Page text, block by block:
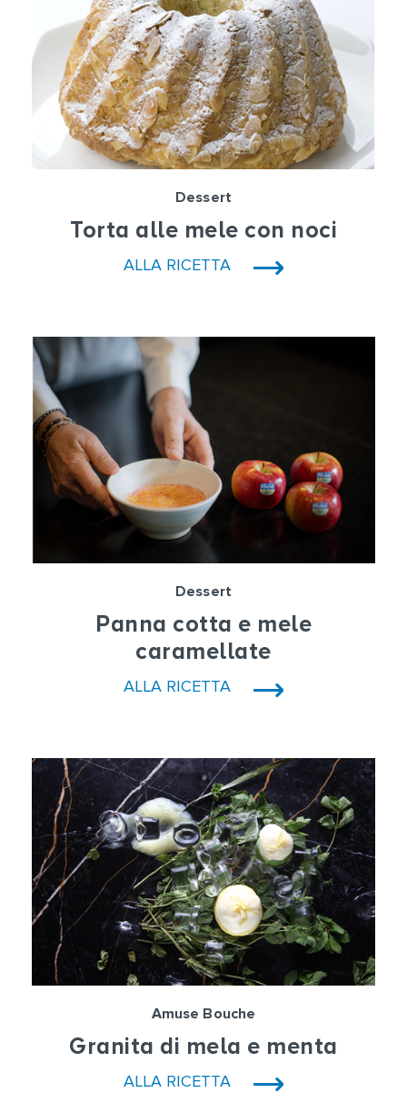
Dessert
Torta alle mele con noci
ALLA RICETTA
Dessert
Panna cotta e mele
caramellate
ALLA RICETTA
Amuse Bouche
Granita di mela e menta
ALLA RICETTA